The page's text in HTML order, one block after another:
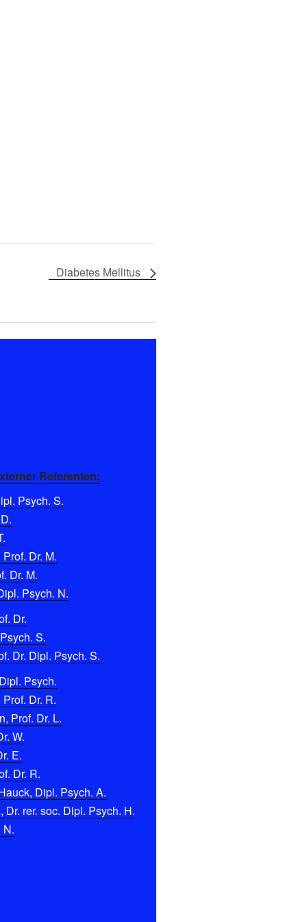
Diabetes Mellitus
Referenten:
Psych. S.
Dr. M.
Dr. M.
Psych. N.
Dr.
S.
Dr. Dipl. Psych. S.
Psych.
Dr. R.
Prof. Dr. L.
W.
E.
Dr. R.
Dipl. Psych. A.
Dr. rer. soc. Dipl. Psych. H.
N.